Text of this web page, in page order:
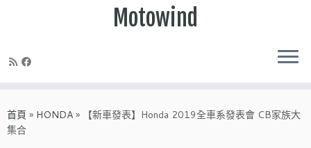
to
content
Motowind
首頁 » HONDA »
【新車發表】Honda 2019全車系發表會 CB家族大
集合